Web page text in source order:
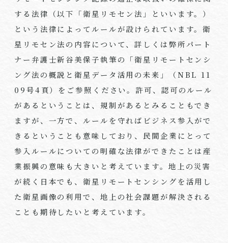
する法律（以下「衛星リモセン法」といいます。）
という法律によってルールが設けられています。衛
星リモセン法の内容について、詳しくは弊所パート
ナー弁護士新谷美保子執筆の「衛星リモートセンシ
ング法の概説と衛星データ活用の未来」（NBL 11
09号4頁）をご参照ください。許可、認可のルール
があるということは、規制があるとみることもでき
ますが、一方で、ルールを守ればビジネス参入がで
きるということも意味しており、民間企業にとって
参入ルールについての明確な法律ができたことは産
業振興の意味も大きいと考えています。地上の災害
が続く日本でも、衛星リモートセンシングを活用し
た衛星画像の利用で、地上の社会課題が解決される
ことも期待したいと考えています。